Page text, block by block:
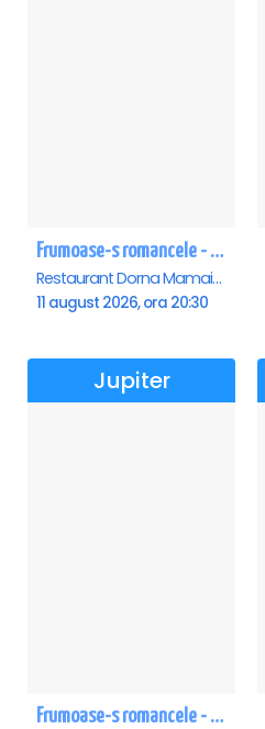
Frumoase-s romancele - Mamaia
Restaurant Dorna Mamaia, Mamaia
11 august 2026, ora 20:30
Jupiter
Frumoase-s romancele - Jupiter